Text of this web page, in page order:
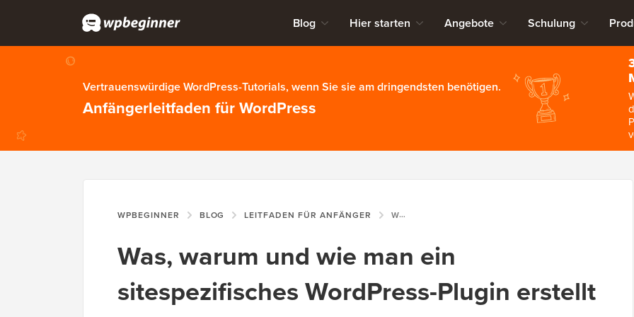
Blog Hier starten Angebote Schulung
Vertrauenswürdige WordPress-Tutorials, wenn Sie sie am dringendsten benötigen.
Anfängerleitfaden für WordPress
WPBEGINNER BLOG LEITFADEN FÜR ANFÄNGER WAS, WARUM UND WIE MAN EIN SITESPEZIFISCHES WORDPRESS-PLUGIN ERSTELLT
Was, warum und wie man ein
sitespezifisches WordPress-Plugin erstellt